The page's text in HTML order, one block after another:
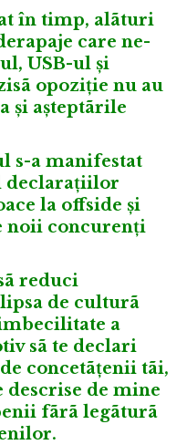
în timp, alãturi
care ne-
USB-ul și
opoziție nu au
și așteptãrile
s-a manifestat
declarațiilor
la offside și
noii concurenți
reduci
de culturã
a
sã te declari
concetãțenii tãi,
descrise de mine
fãrã legãturã